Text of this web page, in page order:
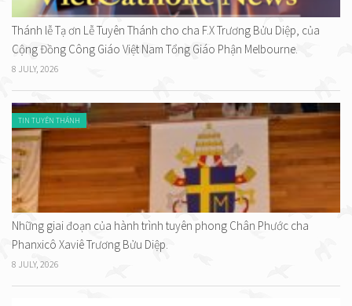
Thánh lễ Tạ ơn Lễ Tuyên Thánh cho cha F.X Trương Bửu Diệp, của
Cộng Đồng Công Giáo Việt Nam Tổng Giáo Phận Melbourne.
8 JULY, 2026
TIN TUYÊN THÁNH
Những giai đoạn của hành trình tuyên phong Chân Phước cha
Phanxicô Xaviê Trương Bửu Diệp.
8 JULY, 2026